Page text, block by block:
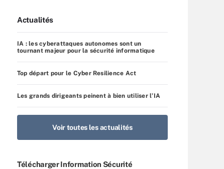
Actualités
IA : les cyberattaques autonomes sont un
tournant majeur pour la sécurité informatique
Top départ pour le Cyber Resilience Act
Les grands dirigeants peinent à bien utiliser l’IA
Voir toutes les actualités
Télécharger Information Sécurité